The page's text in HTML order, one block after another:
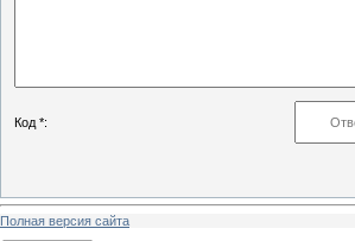
Код *:
Полная версия сайта